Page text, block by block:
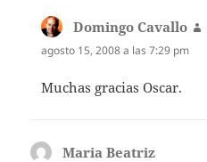
Domingo Cavallo
agosto 15, 2008 a las 7:29 pm
Muchas gracias Oscar.
Maria Beatriz